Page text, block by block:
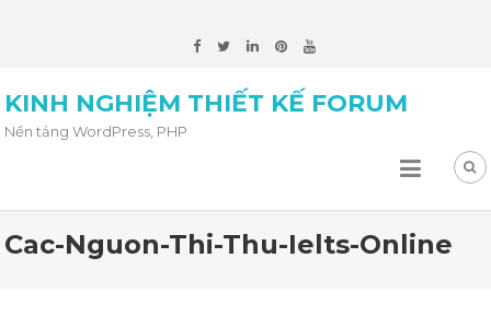
KINH NGHIỆM THIẾT KẾ FORUM
Nền tảng WordPress, PHP
Cac-Nguon-Thi-Thu-Ielts-Online